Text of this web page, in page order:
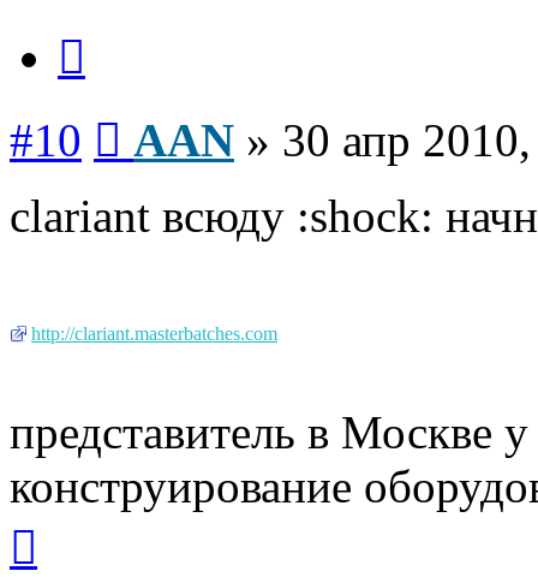
#10 AAN » 30 апр
clariant всюду :shock:
http://clariant.masterbatches.com
представитель в Москве
конструирование
началу